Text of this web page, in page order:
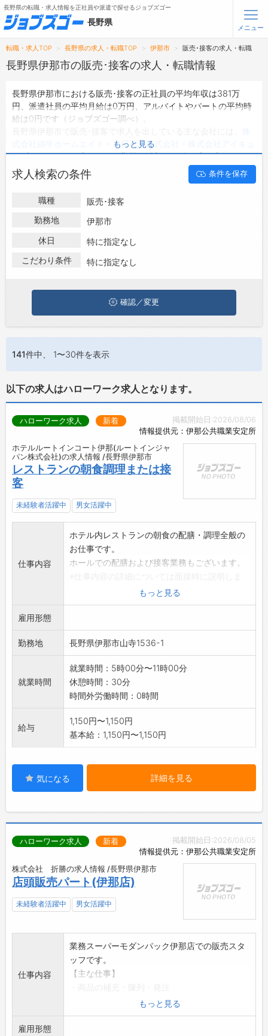
無料会員登録 ログイン
メニュー
トップ
タップで簡単に求人を探す
【初めての方へ】
長野県の求人検索で選ばれる理由
転職支援サービス
お問い合わせ
よくあるご質問
長野県の転職・求人情報を正社員や派遣で探せるジョブズゴー
長野県
メニュー
転職・求人TOP 長野県の求人・転職TOP 伊那市 販売･接客の求人・転職
長野県伊那市の販売･接客の求人・転職情報
長野県伊那市における販売･接客の正社員の平均年収は381万
円、派遣社員の平均月給は0万円、アルバイトやパートの平均時
給は0円です（ジョブズゴー調べ）。
扇屋石油株式会社
ーブなどがあり、未経験や短期等ご希望の条件で絞り込みができ
ます。
長野県伊那市の地域密着型の求人サイトであるジョブズゴーでは
長野県伊那市の求人情報を38件取り扱っており、そのうち
員の求人は30件、 派遣社員の求人
は0件です。
第二新卒から50代・60代以上の方の再就職も可能です。 長野県
伊那市で販売･接客の求人・転職情報を探している方は、ぜひ興
味のある職種に応募してみてくださいね。
もっと見る
求人検索の条件 条件を保存
職種
販売･接客
勤務地
伊那市
休日
特に指定なし
こだわり条件
特に指定なし
確認／変更
141件中、 1〜30件を表示
以下の求人はハローワーク求人となります。
掲載開始日:2026/08/06
情報提供元：伊那公共職業安定所
ハローワーク求人 新着
ホテルルートインコート伊那(ルートインジャ
パン株式会社)の求人情報 /長野県伊那市
レストランの朝食調理または接
客
未経験者活躍中 男女活躍中
仕事内容
ホテル内レストランの朝食の配膳・調理全般の
お仕事です。
ホールでの配膳および接客業務もございます。
業務の変更範囲:変更なし
もっと見る
雇用形態
勤務地 長野県伊那市山寺1536-1
就業時間
就業時間：5時00分〜11時00分
休憩時間：30分
時間外労働時間：0時間
給与
1,150円〜1,150円
基本給：1,150円〜1,150円
気になる 詳細を見る
掲載開始日:2026/08/05
情報提供元：伊那公共職業安定所
ハローワーク求人 新着
株式会社 折勝の求人情報 /長野県伊那市
店頭販売パート(伊那店)
未経験者活躍中 男女活躍中
仕事内容
業務スーパーモダンパック伊那店での販売スタ
ッフです。
【主な仕事】
・POSレジ・業務日報の入力
もっと見る
雇用形態